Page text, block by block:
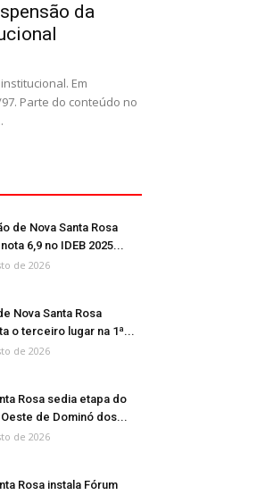
da
Em
Parte do conteúdo no
de Nova Santa Rosa
6,9 no IDEB 2025...
de 2026
Nova Santa Rosa
o terceiro lugar na 1ª...
de 2026
Rosa sedia etapa do
de Dominó dos...
de 2026
Rosa instala Fórum